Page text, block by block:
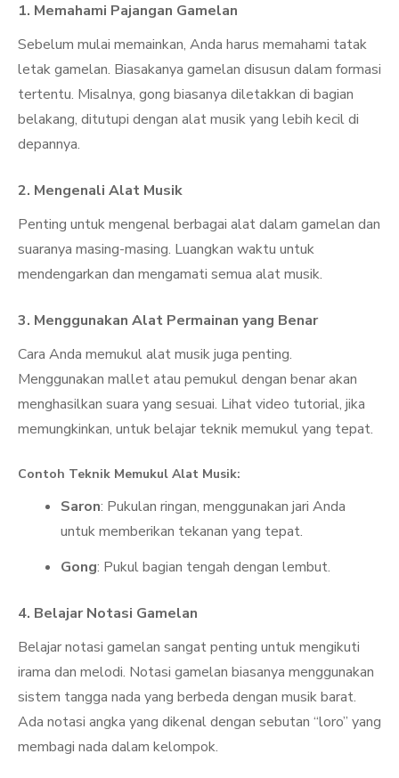
1. Memahami Pajangan Gamelan
Sebelum mulai memainkan, Anda harus memahami tatak
letak gamelan. Biasakanya gamelan disusun dalam formasi
tertentu. Misalnya, gong biasanya diletakkan di bagian
belakang, ditutupi dengan alat musik yang lebih kecil di
depannya.
2. Mengenali Alat Musik
Penting untuk mengenal berbagai alat dalam gamelan dan
suaranya masing-masing. Luangkan waktu untuk
mendengarkan dan mengamati semua alat musik.
3. Menggunakan Alat Permainan yang Benar
Cara Anda memukul alat musik juga penting.
Menggunakan mallet atau pemukul dengan benar akan
menghasilkan suara yang sesuai. Lihat video tutorial, jika
memungkinkan, untuk belajar teknik memukul yang tepat.
Contoh Teknik Memukul Alat Musik:
Saron: Pukulan ringan, menggunakan jari Anda
untuk memberikan tekanan yang tepat.
Gong: Pukul bagian tengah dengan lembut.
4. Belajar Notasi Gamelan
Belajar notasi gamelan sangat penting untuk mengikuti
irama dan melodi. Notasi gamelan biasanya menggunakan
sistem tangga nada yang berbeda dengan musik barat.
Ada notasi angka yang dikenal dengan sebutan “loro” yang
membagi nada dalam kelompok.